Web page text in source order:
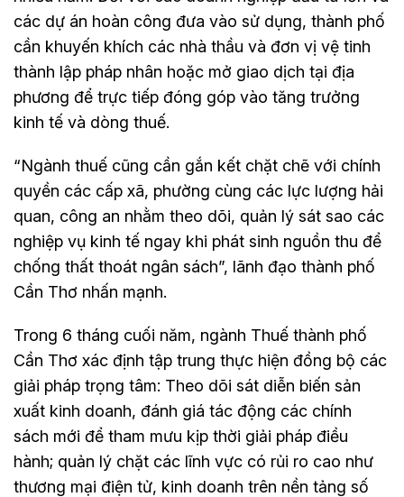
các dự án hoàn công đưa vào sử dụng, thành phố
cần khuyến khích các nhà thầu và đơn vị vệ tinh
thành lập pháp nhân hoặc mở giao dịch tại địa
phương để trực tiếp đóng góp vào tăng trưởng
kinh tế và dòng thuế.
“Ngành thuế cũng cần gắn kết chặt chẽ với chính
quyền các cấp xã, phường cùng các lực lượng hải
quan, công an nhằm theo dõi, quản lý sát sao các
nghiệp vụ kinh tế ngay khi phát sinh nguồn thu để
chống thất thoát ngân sách”, lãnh đạo thành phố
Cần Thơ nhấn mạnh.
Trong 6 tháng cuối năm, ngành Thuế thành phố
Cần Thơ xác định tập trung thực hiện đồng bộ các
giải pháp trọng tâm: Theo dõi sát diễn biến sản
xuất kinh doanh, đánh giá tác động các chính
sách mới để tham mưu kịp thời giải pháp điều
hành; quản lý chặt các lĩnh vực có rủi ro cao như
thương mại điện tử, kinh doanh trên nền tảng số